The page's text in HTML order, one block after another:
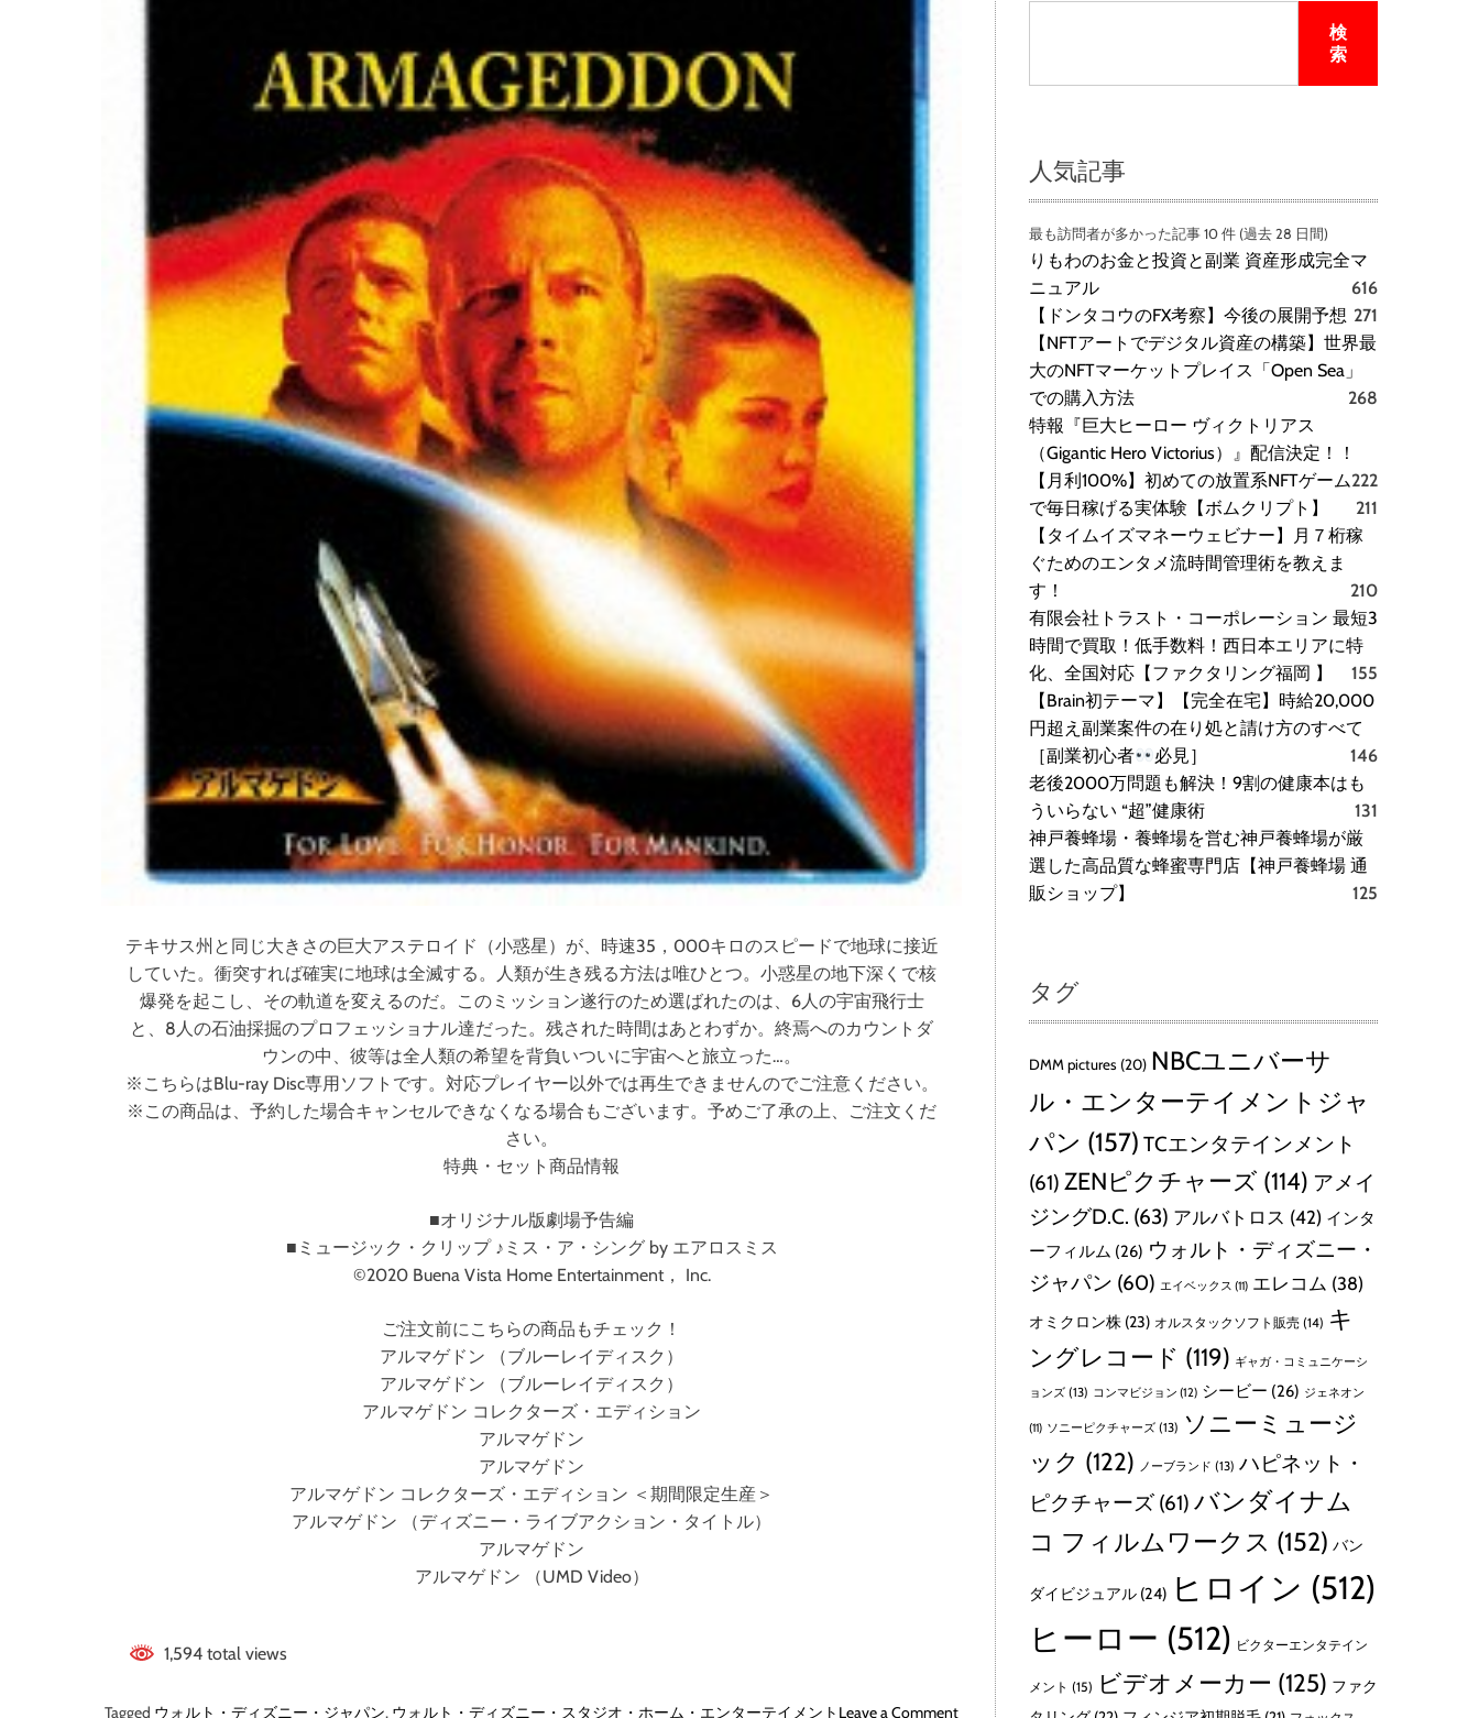
テキサス州と同じ大きさの巨大アステロイド（小惑星）が、時速35，000キロのスピードで地球に接近
していた。衝突すれば確実に地球は全滅する。人類が生き残る方法は唯ひとつ。小惑星の地下深くで核
爆発を起こし、その軌道を変えるのだ。このミッション遂行のため選ばれたのは、6人の宇宙飛行士
と、8人の石油採掘のプロフェッショナル達だった。残された時間はあとわずか。終焉へのカウントダ
ウンの中、彼等は全人類の希望を背負いついに宇宙へと旅立った…。
※こちらはBlu-ray Disc専用ソフトです。対応プレイヤー以外では再生できませんのでご注意ください。
※この商品は、予約した場合キャンセルできなくなる場合もございます。予めご了承の上、ご注文くだ
さい。
特典・セット商品情報
■オリジナル版劇場予告編
■ミュージック・クリップ ♪ミス・ア・シング by エアロスミス
©2020 Buena Vista Home Entertainment， Inc.
ご注文前にこちらの商品もチェック！
アルマゲドン （ブルーレイディスク）
アルマゲドン （ブルーレイディスク）
アルマゲドン コレクターズ・エディション
アルマゲドン
アルマゲドン
アルマゲドン コレクターズ・エディション ＜期間限定生産＞
アルマゲドン （ディズニー・ライブアクション・タイトル）
アルマゲドン
アルマゲドン （UMD Video）
1,594 total views
Tagged ウォルト・ディズニー・ジャパン, ウォルト・ディズニー・スタジオ・ホーム・エンターテイメント Leave a Commento
検
索
人気記事
最も訪問者が多かった記事 10 件 (過去 28 日間)
りもわのお金と投資と副業 資産形成完全マ
ニュアル
616
【ドンタコウのFX考察】今後の展開予想 271
【NFTアートでデジタル資産の構築】世界最
大のNFTマーケットプレイス「Open Sea」
での購入方法
268
特報『巨大ヒーロー ヴィクトリアス
（Gigantic Hero Victorius）』配信決定！！
222
【月利100%】初めての放置系NFTゲーム
で毎日稼げる実体験【ボムクリプト】
211
【タイムイズマネーウェビナー】月７桁稼
ぐためのエンタメ流時間管理術を教えま
す！
210
有限会社トラスト・コーポレーション 最短3
時間で買取！低手数料！西日本エリアに特
化、全国対応【ファクタリング福岡 】
155
【Brain初テーマ】【完全在宅】時給20,000
円超え副業案件の在り処と請け方のすべて
［副業初心者
必見］
146
老後2000万問題も解決！9割の健康本はも
ういらない “超”健康術
131
神戸養蜂場・養蜂場を営む神戸養蜂場が厳
選した高品質な蜂蜜専門店【神戸養蜂場 通
販ショップ】
125
タグ
DMM pictures (20) NBCユニバーサ
ル・エンターテイメントジャ
パン (157) TCエンタテインメント
(61) ZENピクチャーズ (114) アメイ
ジングD.C. (63) アルバトロス (42) インタ
ーフィルム (26) ウォルト・ディズニー・
ジャパン (60) エイベックス (11) エレコム (38)
オミクロン株 (23) オルスタックソフト販売 (14) キ
ングレコード (119) ギャガ・コミュニケーシ
ョンズ (13) コンマビジョン (12) シービー (26) ジェネオン
(11) ソニーピクチャーズ (13) ソニーミュージ
ック (122) ノーブランド (13) ハピネット・
ピクチャーズ (61) バンダイナム
コ フィルムワークス (152) バン
ダイビジュアル (24) ヒロイン (512)
ヒーロー (512) ビクターエンタテイン
メント (15) ビデオメーカー (125) ファク